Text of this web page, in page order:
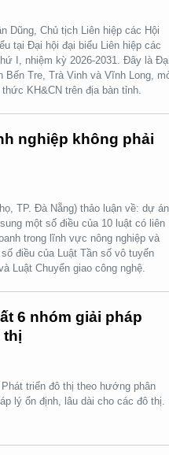
Dũng, Chủ tịch Liên hiệp các Hội
tại Đại hội đại biểu Liên hiệp các
I, nhiệm kỳ 2026-2031. Đây là
Bến Tre, Trà Vinh và Vĩnh Long,
KH&CN trên địa bàn tỉnh.
nghiệp không phải
TP. Đà Nẵng) thảo luận về: dự án
một số điều của 10 luật có liên
trong lĩnh vực nông nghiệp và
điều của Luật Tần số vô tuyến
Luật Chuyển giao công nghệ.
6 nhóm giải pháp
thị
triển đô thị theo hướng phân
lý ổn định, lâu dài cho các đô thị.